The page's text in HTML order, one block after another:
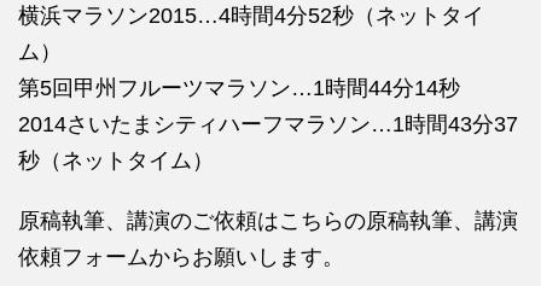
横浜マラソン2015…4時間4分52秒（ネットタイ
ム）
第5回甲州フルーツマラソン…1時間44分14秒
2014さいたまシティハーフマラソン…1時間43分37
秒（ネットタイム）
原稿執筆、講演のご依頼はこちらの原稿執筆、講演
依頼フォームからお願いします。